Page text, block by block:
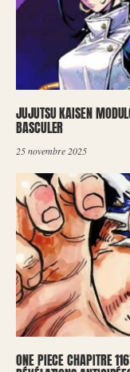
JUJUTSU KAISEN
BASCULER
25 novembre 2025
ONE PIECE CHAPITRE